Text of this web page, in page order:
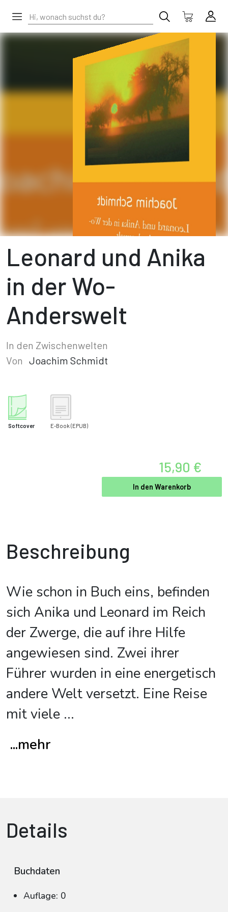
Leonard und Anika
in der Wo-
Anderswelt
In den Zwischenwelten
Von Joachim Schmidt
Softcover E-Book (EPUB)
15,90 €
In den Warenkorb
Beschreibung
Wie schon in Buch eins, befinden
sich Anika und Leonard im Reich
der Zwerge, die auf ihre Hilfe
angewiesen sind. Zwei ihrer
Führer wurden in eine energetisch
andere Welt versetzt. Eine Reise
mit viele ...
...mehr
Details
Buchdaten
Auflage: 0